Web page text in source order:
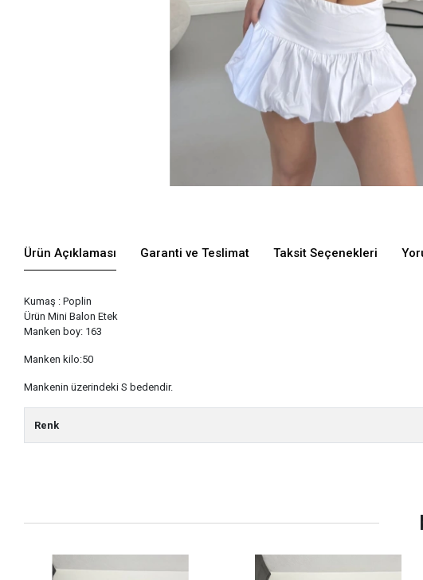
Ürün Açıklaması Garanti ve Teslimat Taksit Seçenekleri
Kumaş : Poplin
Ürün Mini Balon Etek
Manken boy: 163
Manken kilo:50
Mankenin üzerindeki S bedendir.
Renk